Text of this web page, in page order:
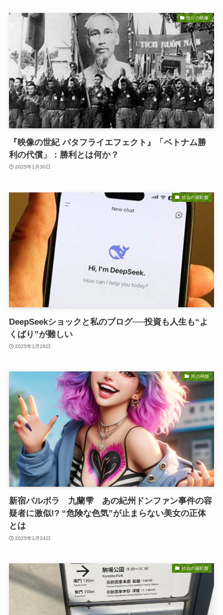
悟りの映像
『映像の世紀 バタフライエフェクト』「ベトナム勝
利の代償」：勝利とは何か？
2025年1月30日
社会の羅針盤
DeepSeekショックと私のブログ──投資も人生も“よ
くばり”が難しい
2025年1月28日
性の神髄
新宿バルボラ 九蘭雫 あの紀州ドンファン事件の容
疑者に激似!? “危険な色気”が止まらない美女の正体
とは
2025年1月24日
社会の羅針盤